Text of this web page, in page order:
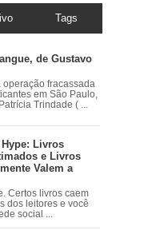
Tags
de Gustavo
operação fracassada
em São Paulo,
Trindade ( ...
Livros
e Livros
Valem a
Certos livros caem
dos leitores e você
social ...